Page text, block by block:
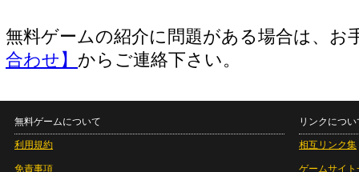
無料ゲームの紹介に問題がある場合は、お
合わせ】 からご連絡下さい。
無料ゲームについて
利用規約
免責事項
リンクについ
相互リンク集
ゲームサイト